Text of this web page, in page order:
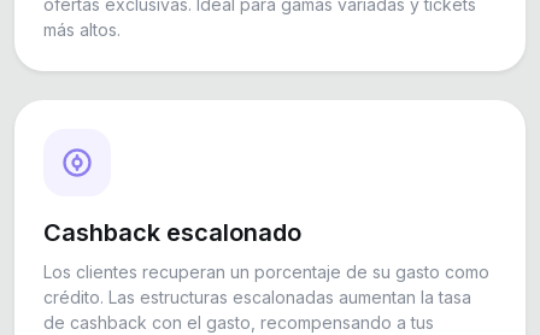
más altos.
Cashback escalonado
Los clientes recuperan un porcentaje de su gasto como
crédito. Las estructuras escalonadas aumentan la tasa
de cashback con el gasto, recompensando a tus